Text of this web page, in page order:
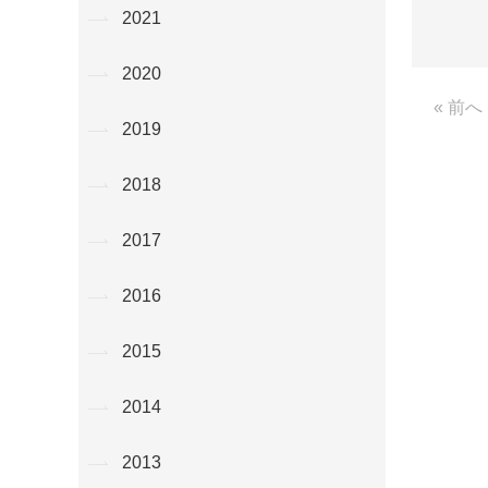
« 前へ
2021
2020
2019
2018
2017
2016
2015
2014
2013